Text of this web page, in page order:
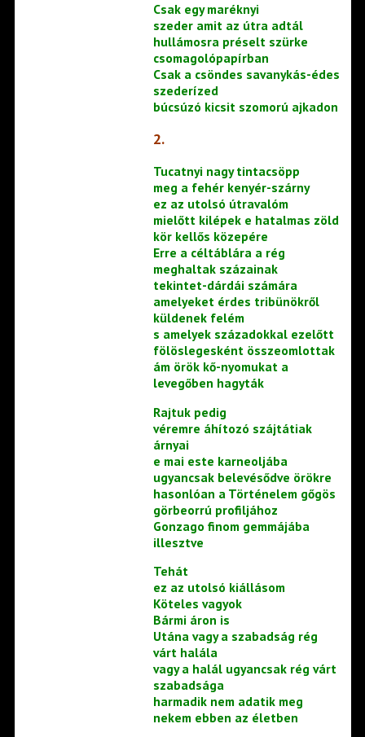
Csak egy maréknyi
szeder amit az útra adtál
hullámosra préselt szürke
csomagolópapírban
Csak a csöndes savanykás-édes
szederízed
búcsúzó kicsit szomorú ajkadon
2.
Tucatnyi nagy tintacsöpp
meg a fehér kenyér-szárny
ez az utolsó útravalóm
mielőtt kilépek e hatalmas zöld
kör kellős közepére
Erre a céltáblára a rég
meghaltak százainak
tekintet-dárdái számára
amelyeket érdes tribünökről
küldenek felém
s amelyek századokkal ezelőtt
fölöslegesként összeomlottak
ám örök kő-nyomukat a
levegőben hagyták
Rajtuk pedig
véremre áhítozó szájtátiak
árnyai
e mai este karneoljába
ugyancsak belevésődve örökre
hasonlóan a Történelem gőgös
görbeorrú profiljához
Gonzago finom gemmájába
illesztve
Tehát
ez az utolsó kiállásom
Köteles vagyok
Bármi áron is
Utána vagy a szabadság rég
várt halála
vagy a halál ugyancsak rég várt
szabadsága
harmadik nem adatik meg
nekem ebben az életben